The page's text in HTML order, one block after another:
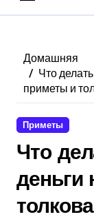
Домашняя
Что
приметы и
Приметы
Что
деньги